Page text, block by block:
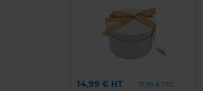
14,99 € HT
17,99 € TTC